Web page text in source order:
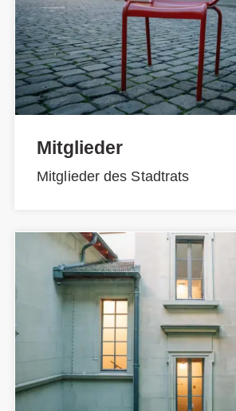
Mitglieder
Mitglieder des Stadtrats